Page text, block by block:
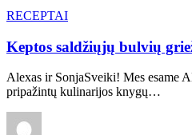
RECEPTAI
Keptos saldžiųjų bulvių
Alexas ir SonjaSveiki! Mes esame
pripažintų kulinarijos knygų…